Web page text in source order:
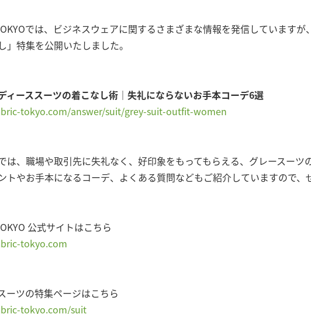
では、ビジネスウェアに関するさまざまな情報を発信しています
」特集を公開いたしました。
ィーススーツの着こなし術｜失礼にならないお手本コーデ6選
tokyo.com/answer/suit/grey-suit-outfit-women
は、職場や取引先に失礼なく、好印象をもってもらえる、グレースーツ
トやお手本になるコーデ、よくある質問などもご紹介していますので、
公式サイトはこちら
tokyo.com
ーツの特集ページはこちら
tokyo.com/suit